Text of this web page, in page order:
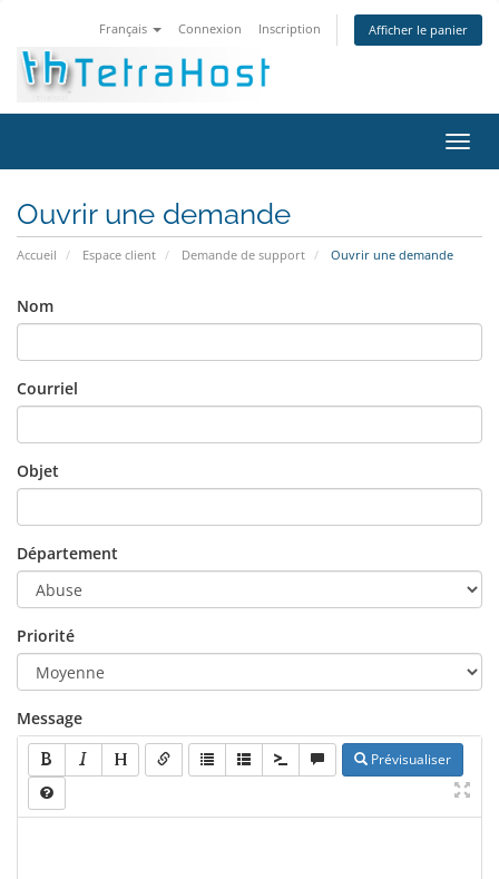
Français Connexion Inscription Afficher le panier
la
Ouvrir une demande
Accueil Espace client Demande de support Ouvrir une demande
Nom
Courriel
Objet
Département
Priorité
Message
Prévisualiser